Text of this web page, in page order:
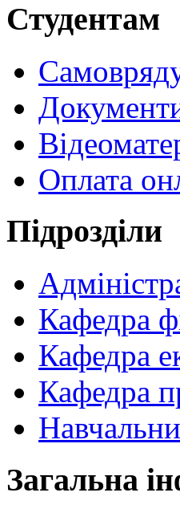
Студентам
Оплата
Підрозділи
Кафедра
Кафедра
Кафедра
Загальна